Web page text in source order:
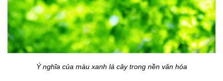
Ý nghĩa của màu xanh lá cây trong nền văn hóa